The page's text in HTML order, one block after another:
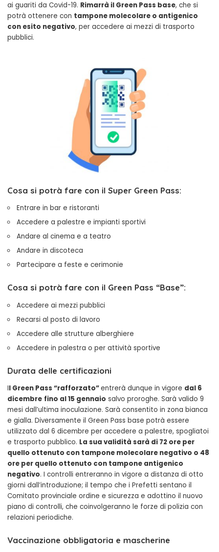
ai guariti da Covid-19. Rimarrà il Green Pass base, che si
potrà ottenere con tampone molecolare o antigenico
con esito negativo, per accedere ai mezzi di trasporto
pubblici.
Cosa si potrà fare con il Super Green Pass:
Entrare in bar e ristoranti
Accedere a palestre e impianti sportivi
Andare al cinema e a teatro
Andare in discoteca
Partecipare a feste e cerimonie
Cosa si potrà fare con il Green Pass “Base”:
Accedere ai mezzi pubblici
Recarsi al posto di lavoro
Accedere alle strutture alberghiere
Accedere in palestra o per attività sportive
Durata delle certificazioni
Il Green Pass “rafforzato”entrerà dunque in vigore dal 6
dicembre fino al 15 gennaio salvo proroghe. Sarà valido 9
mesi dall’ultima inoculazione. Sarà consentito in zona bianca
e gialla. Diversamente il Green Pass base potrà essere
utilizzato dal 6 dicembre per accedere a palestre, spogliatoi
e trasporto pubblico. La sua validità sarà di 72 ore per
quello ottenuto con tampone molecolare negativo o 48
ore per quello ottenuto con tampone antigenico
negativo. I controlli entreranno in vigore a distanza di otto
giorni dall’introduzione; il tempo che i Prefetti sentano il
Comitato provinciale ordine e sicurezza e adottino il nuovo
piano di controlli, che coinvolgeranno le forze di polizia con
relazioni periodiche.
Vaccinazione obbligatoria e mascherine